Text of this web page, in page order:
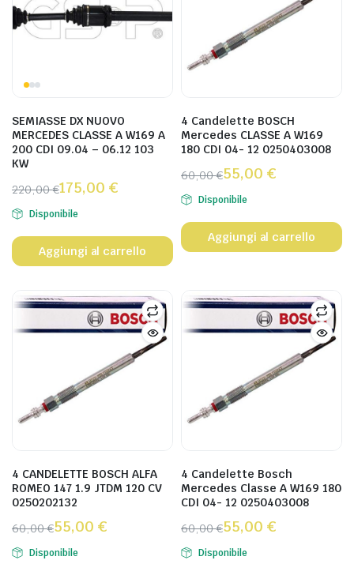
SEMIASSE DX NUOVO
MERCEDES CLASSE A W169 A
200 CDI 09.04 – 06.12 103
KW
220,00€175,00 €
Disponibile
Aggiungi al carrello
4 Candelette BOSCH
Mercedes CLASSE A W169
180 CDI 04- 12 0250403008
60,00€55,00 €
Disponibile
Aggiungi al carrello
4 CANDELETTE BOSCH ALFA
ROMEO 147 1.9 JTDM 120 CV
0250202132
60,00€55,00 €
Disponibile
4 Candelette Bosch
Mercedes Classe A W169 180
CDI 04- 12 0250403008
60,00€55,00 €
Disponibile